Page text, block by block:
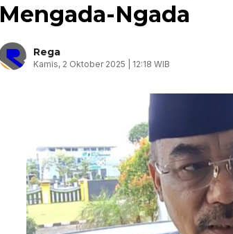
Mengada-Ngada
Rega
Kamis, 2 Oktober 2025 | 12:18 WIB